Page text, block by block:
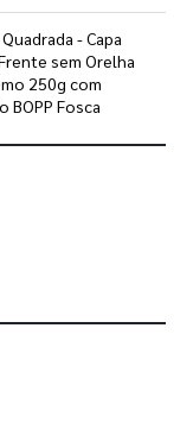
- Capa
sem Orelha
250g com
BOPP Fosca
gabaritos